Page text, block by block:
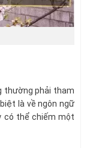
thường phải tham
là về ngôn ngữ
có thể chiếm một